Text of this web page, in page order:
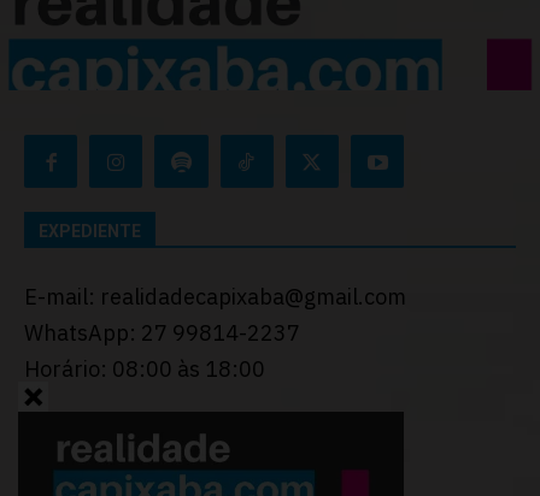
EXPEDIENTE
E-mail: realidadecapixaba@gmail.com
WhatsApp: 27 99814-2237
Horário: 08:00 às 18:00